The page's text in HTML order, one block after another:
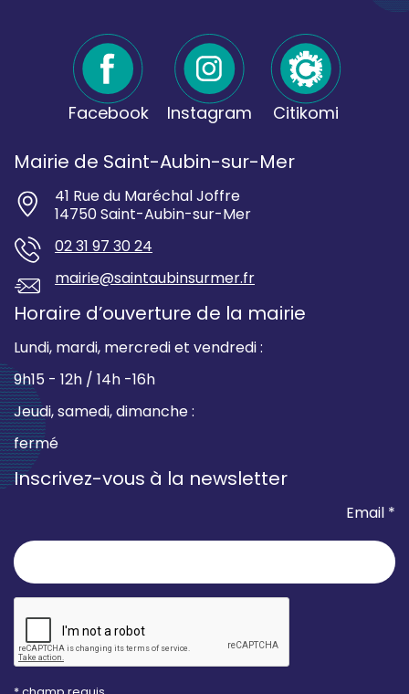
Facebook Instagram Citikomi
Mairie de Saint-Aubin-sur-Mer
41 Rue du Maréchal Joffre
14750 Saint-Aubin-sur-Mer
02 31 97 30 24
mairie@saintaubinsurmer.fr
Horaire d’ouverture de la mairie
Lundi, mardi, mercredi et vendredi :
9h15 - 12h / 14h -16h
Jeudi, samedi, dimanche :
fermé
Inscrivez-vous à la newsletter
Email *